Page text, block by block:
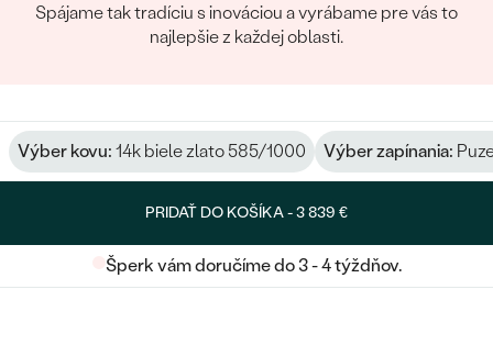
Spájame tak tradíciu s inováciou a vyrábame pre vás to
najlepšie z každej oblasti.
Výber kovu: 14k biele zlato 585/1000 Výber zapínania:
PRIDAŤ DO KOŠÍKA -3 839 €
Šperk vám doručíme do 3 - 4 týždňov.